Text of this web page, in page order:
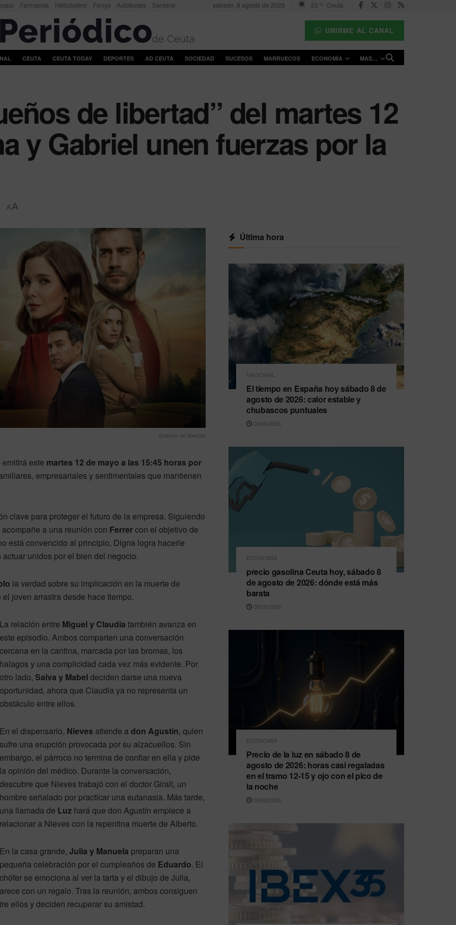
Farmacias Helicóptero Ferrys Autobuses Santoral sábado, 8 agosto de 2026 23 °C Ceuta
UNIRME AL CANAL
CEUTA CEUTA TODAY DEPORTES AD CEUTA SOCIEDAD SUCESOS MARRUECOS ECONOMÍA MAS…
de libertad” del martes 12
y Gabriel unen fuerzas por la
AA
Sueños-de-libertad
emitirá este martes 12 de mayo a las 15:45 horas por
empresariales y sentimentales que mantienen
clave para proteger el futuro de la empresa. Siguiendo
a una reunión con Ferrercon el objetivo de
está convencido al principio, Digna logra hacerle
unidos por el bien del negocio.
la verdad sobre su implicación en la muerte de
joven arrastra desde hace tiempo.
La relación entre Miguel y Claudia también avanza en
este episodio. Ambos comparten una conversación
cercana en la cantina, marcada por las bromas, los
halagos y una complicidad cada vez más evidente. Por
otro lado, Salva y Mabel deciden darse una nueva
oportunidad, ahora que Claudia ya no representa un
obstáculo entre ellos.
En el dispensario, Nieves atiende adon Agustín, quien
sufre una erupción provocada por su alzacuellos. Sin
embargo, el párroco no termina de confiar en ella y pide
la opinión del médico. Durante la conversación,
descubre que Nieves trabajó con el doctor Giralt, un
hombre señalado por practicar una eutanasia. Más tarde,
una llamada de Luz hará que don Agustín empiece a
relacionar a Nieves con la repentina muerte de Alberto.
En la casa grande, Julia y Manuela preparan una
pequeña celebración por el cumpleaños de Eduardo. El
chófer se emociona al ver la tarta y el dibujo de Julia,
con un regalo. Tras la reunión, ambos consiguen
ellos y deciden recuperar su amistad.
Última hora
NACIONAL
El tiempo en España hoy sábado 8 de
agosto de 2026: calor estable y
chubascos puntuales
08/08/2026
ECONOMÍA
precio gasolina Ceuta hoy, sábado 8
de agosto de 2026: dónde está más
barata
08/08/2026
ECONOMÍA
Precio de la luz en sábado 8 de
agosto de 2026: horas casi regaladas
en el tramo 12-15 y ojo con el pico de
la noche
08/08/2026